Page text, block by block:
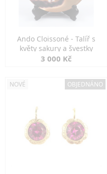
Ando Cloissoné - Talíř s
květy sakury a švestky
3 000 Kč
NOVÉ OBJEDNÁNO